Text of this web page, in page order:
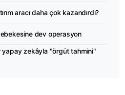
aracı daha çok kazandırdı?
dev operasyon
yapay zekâyla "örgüt tahmini"